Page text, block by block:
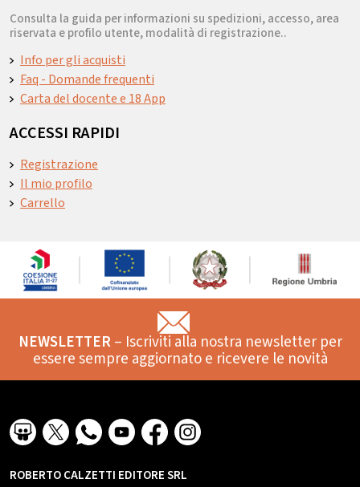
Consulta la guida per informazioni su spedizioni, accesso, area
riservata e profilo utente, modalità di registrazione..
Info per gli acquisti
Faq - Domande frequenti
Carta del docente e 18 App
ACCESSI RAPIDI
Registrazione
Il mio profilo
Carrello
NEWSLETTER– Iscriviti alla nostra newsletter per
essere sempre aggiornato e ricevere le novità
ROBERTO CALZETTI EDITORE SRL